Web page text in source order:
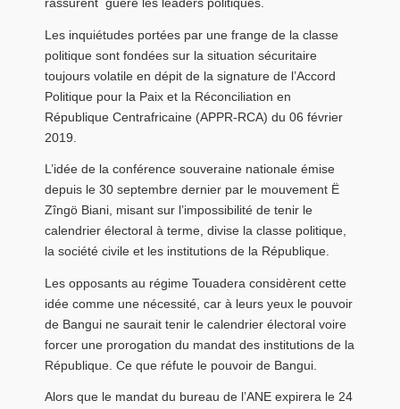
Les inquiétudes portées par une frange de la classe
politique sont fondées sur la situation sécuritaire
toujours volatile en dépit de la signature de l’Accord
Politique pour la Paix et la Réconciliation en
République Centrafricaine (APPR-RCA) du 06 février
2019.
L’idée de la conférence souveraine nationale émise
depuis le 30 septembre dernier par le mouvement Ë
Zîngö Biani, misant sur l’impossibilité de tenir le
calendrier électoral à terme, divise la classe politique,
la société civile et les institutions de la République.
Les opposants au régime Touadera considèrent cette
idée comme une nécessité, car à leurs yeux le pouvoir
de Bangui ne saurait tenir le calendrier électoral voire
forcer une prorogation du mandat des institutions de la
République. Ce que réfute le pouvoir de Bangui.
Alors que le mandat du bureau de l’ANE expirera le 24